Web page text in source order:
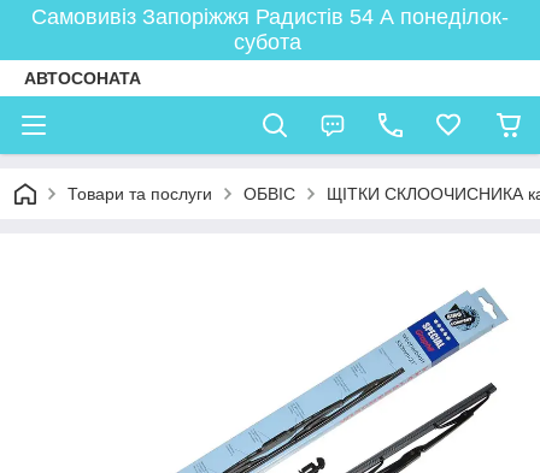
Самовивіз Запоріжжя Радистів 54 А понеділок-
субота
АВТОСОНАТА
Товари та послуги ОБВІС ЩІТКИ СКЛООЧИСНИКА